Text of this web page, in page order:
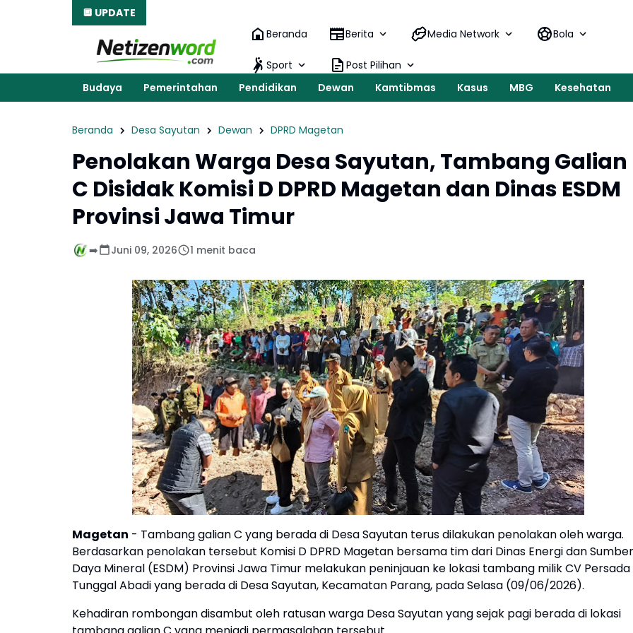
🔲 UPDATE
Beranda
Berita Media Network Bola
Sport
Post Pilihan
Budaya
Pemerintahan Pendidikan Dewan Kamtibmas Kasus MBG Kesehatan
Beranda Desa Sayutan Dewan DPRD Magetan
Penolakan Warga Desa Sayutan, Tambang Galian
C Disidak Komisi D DPRD Magetan dan Dinas ESDM
Provinsi Jawa Timur
➡️ Juni 09, 2026 1 menit baca
Magetan - Tambang galian C yang berada di Desa Sayutan terus dilakukan penolakan oleh warga.
Berdasarkan penolakan tersebut Komisi D DPRD Magetan bersama tim dari Dinas Energi dan Sumber
Daya Mineral (ESDM) Provinsi Jawa Timur melakukan peninjauan ke lokasi tambang milik CV Persada
Tunggal Abadi yang berada di Desa Sayutan, Kecamatan Parang, pada Selasa (09/06/2026).
Kehadiran rombongan disambut oleh ratusan warga Desa Sayutan yang sejak pagi berada di lokasi